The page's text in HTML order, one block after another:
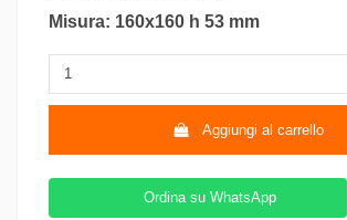
Misura: 160x160 h 53 mm
Aggiungi al carrello
Ordina su WhatsApp